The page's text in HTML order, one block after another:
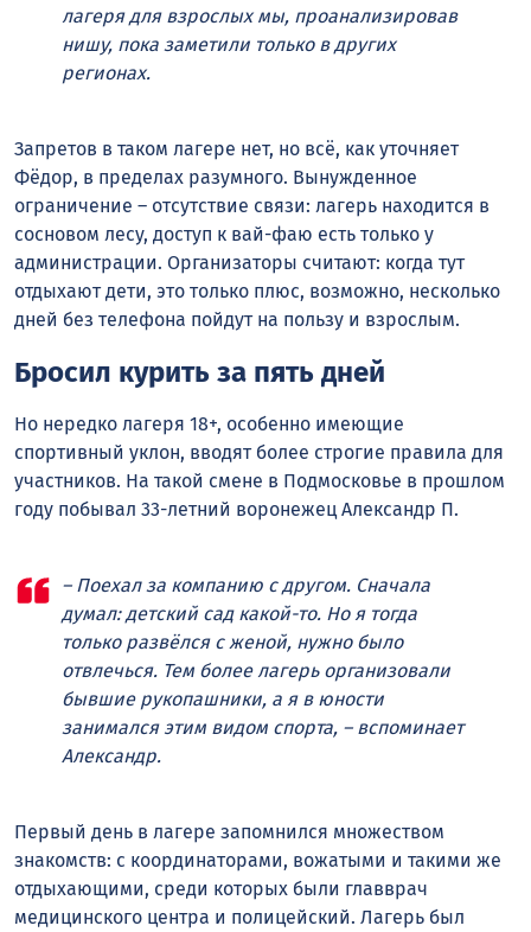
лагеря для взрослых мы, проанализировав
нишу, пока заметили только в других
регионах.
Запретов в таком лагере нет, но всё, как уточняет
Фёдор, в пределах разумного. Вынужденное
ограничение – отсутствие связи: лагерь находится в
сосновом лесу, доступ к вай-фаю есть только у
администрации. Организаторы считают: когда тут
отдыхают дети, это только плюс, возможно, несколько
дней без телефона пойдут на пользу и взрослым.
Бросил курить за пять дней
Но нередко лагеря 18+, особенно имеющие
спортивный уклон, вводят более строгие правила для
участников. На такой смене в Подмосковье в прошлом
году побывал 33-летний воронежец Александр П.
– Поехал за компанию с другом. Сначала
думал: детский сад какой-то. Но я тогда
только развёлся с женой, нужно было
отвлечься. Тем более лагерь организовали
бывшие рукопашники, а я в юности
занимался этим видом спорта, – вспоминает
Александр.
Первый день в лагере запомнился множеством
знакомств: с координаторами, вожатыми и такими же
отдыхающими, среди которых были главврач
медицинского центра и полицейский. Лагерь был